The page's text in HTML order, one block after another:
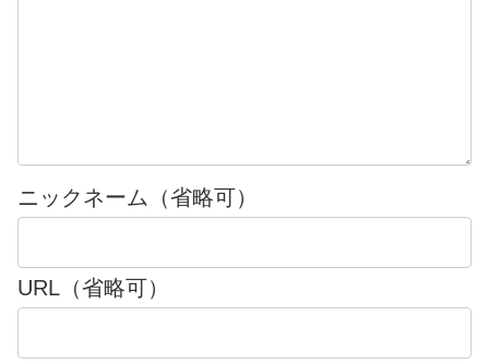
ニックネーム（省略可）
URL（省略可）